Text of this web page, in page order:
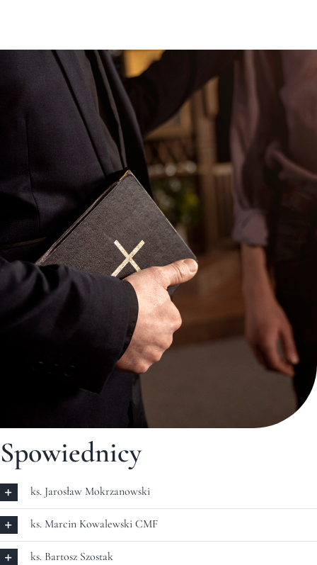
Spowiednicy
ks. Jarosław Mokrzanowski
ks. Marcin Kowalewski CMF
ks. Bartosz Szostak